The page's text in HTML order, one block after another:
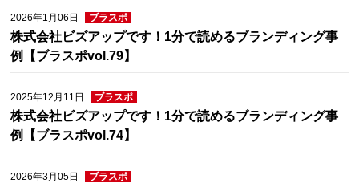
2026年1月06日 ブラスポ
株式会社ビズアップです！1分で読めるブランディング事
例【ブラスポvol.79】
2025年12月11日 ブラスポ
株式会社ビズアップです！1分で読めるブランディング事
例【ブラスポvol.74】
2026年3月05日 ブラスポ